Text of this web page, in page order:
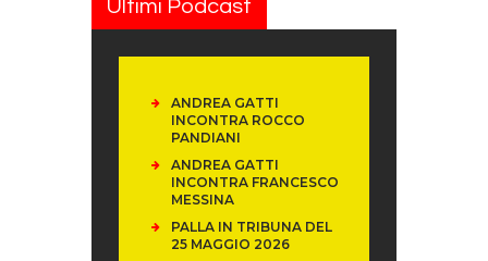
Ultimi Podcast
ANDREA GATTI
INCONTRA ROCCO
PANDIANI
ANDREA GATTI
INCONTRA FRANCESCO
MESSINA
PALLA IN TRIBUNA DEL
25 MAGGIO 2026